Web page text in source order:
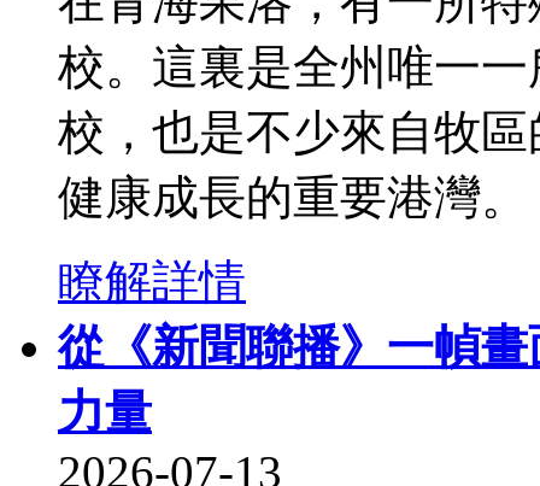
校。這裏是全州唯一
校，也是不少來自牧
健康成長的重要港灣。
瞭解詳情
從《新聞聯播》一幀
力量
2026-07-13